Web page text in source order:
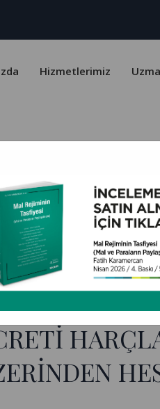
Hizmetlerimiz
Türk Patent Enstitüsü kapsamında
hiçbir sorumluluk kabul etmez.
adresinden alındığı belirtilmeksizin
KENDİ